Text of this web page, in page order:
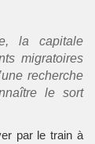
la capitale
migratoires
recherche
le sort
par le train à